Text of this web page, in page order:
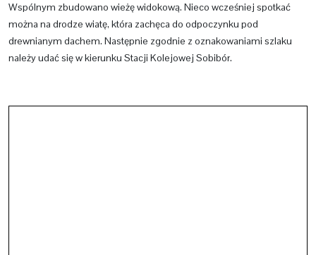
Wspólnym zbudowano wieżę widokową. Nieco wcześniej spotkać
można na drodze wiatę, która zachęca do odpoczynku pod
drewnianym dachem. Następnie zgodnie z oznakowaniami szlaku
należy udać się w kierunku Stacji Kolejowej Sobibór.